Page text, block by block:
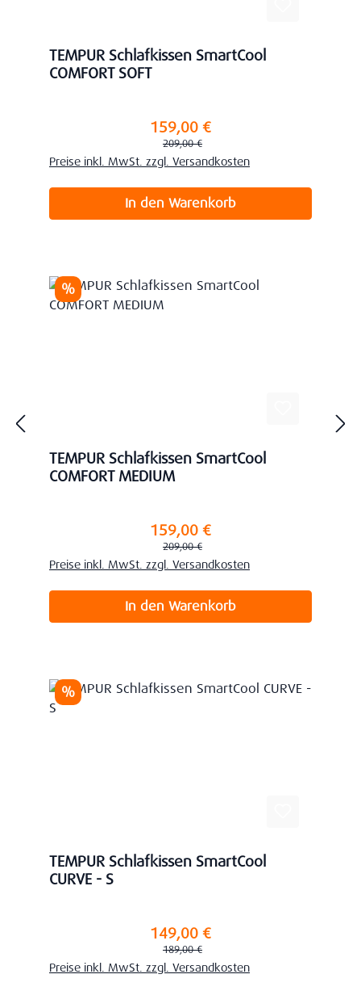
TEMPUR Schlafkissen SmartCool
COMFORT SOFT
159,00 €
Regulärer Preis:
209,00 €
Preise inkl. MwSt. zzgl. Versandkosten
In den Warenkorb
Rabatt
%
TEMPUR Schlafkissen SmartCool
COMFORT MEDIUM
159,00 €
Regulärer Preis:
209,00 €
Preise inkl. MwSt. zzgl. Versandkosten
In den Warenkorb
Rabatt
%
TEMPUR Schlafkissen SmartCool
CURVE - S
149,00 €
Regulärer Preis:
189,00 €
Preise inkl. MwSt. zzgl. Versandkosten